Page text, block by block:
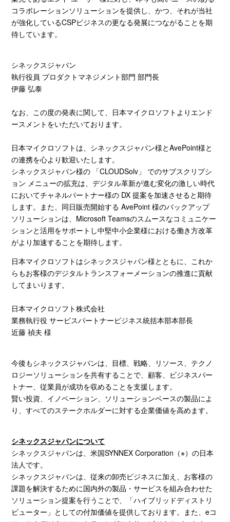
コラボレーションソリューションを提供し、かつ、それが当社
が強化しているCSPビジネスの更なる発展につながることを期
待しています。
シネックスジャパン
執行役員 プロダクトマネジメント部門 部門長
伊藤 弘泰
なお、この度の発表に関して、日本マイクロソフトよりエンド
ースメントをいただいております。
日本マイクロソフトは、シネックスジャパン様とAvePoint様と
の連携を心より歓迎いたします。
シネックスジャパン様の 「CLOUDSolv 」 でのサブスクリプシ
ョン メニューの拡充は、デジタル革新が進む変化の激しい時代
においてチャネルパートナー様の DX提案を加速させると期待
します。また、同日販売開始する AvePoint様のバックアップ
ソリューションは、 Microsoft Teamsのスムースなコミュニケー
ションと活用をサポートし中堅中小企業様における働き方改革
がより加速することを期待します。
日本マイクロソフトはシネックスジャパン様とともに、これか
らもお客様のデジタルトランスフォーメーションの推進に貢献
してまいります。
日本マイクロソフト株式会社
業務執行役 サービスパートナービジネス統括本部本部長
近藤 禎夫 様
今後もシネックスジャパンは、目標、戦略、リソース、テクノ
ロジーソリューションを共有することで、顧客、ビジネスパー
トナー、従業員が成功を収めることを支援します。
賢い投資、イノベーション、ソリューションベースの製品によ
り、すべてのステークホルダーに対する企業価値を高めます。
シネックスジャパンについて
シネックスジャパンは、米国SYNNEX Corporation （※）の日本
法人です。
シネックスジャパンは、従来の卸売ビジネスに加え、お客様の
課題を解決するために国内外の製品・サービスを組み合わせた
ソリューション提案を行うことで、「ハイブリッドディストリ
ビューター」としての付加価値を提供しております。また、eコ